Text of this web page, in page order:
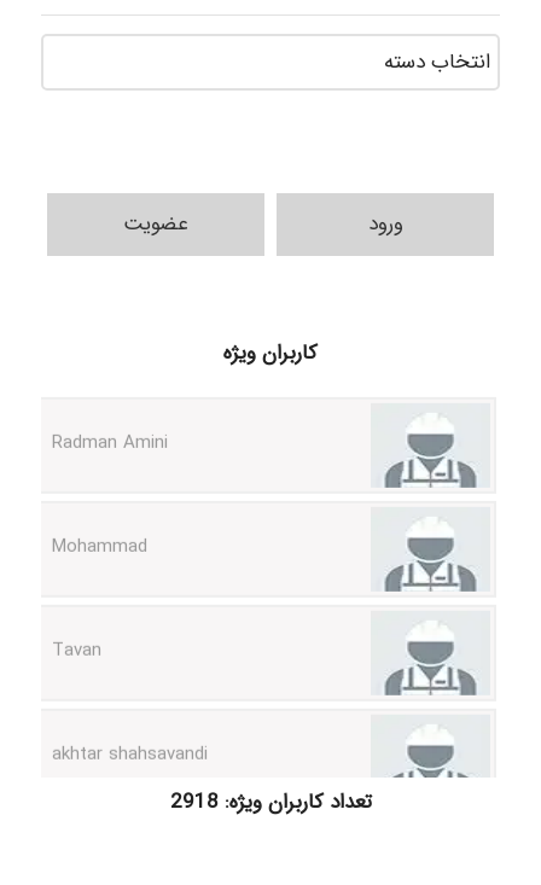
ورود عضویت
کاربران ویژه
kimiya zirakpoor تعداد کاربران ویژه: 2918